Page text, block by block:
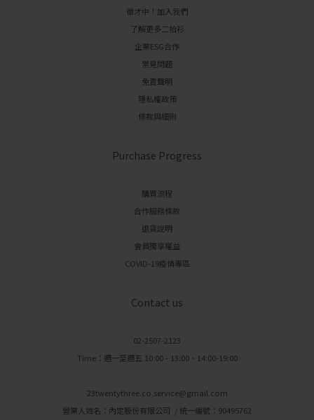
徵才中！加入我們
了解更多二拾衫
企業ESG合作
常見問題
免責聲明
隱私權政策
條款與細則
Purchase Progress
購買流程
合作服務條款
退貨說明
會員獨享權益
COVID-19疫情專區
Contact us
02-2507-2123
Time：週一至週五 10:00 - 13:00、14:00-19:00
23twentythree.co.service@gmail.com
營業人姓名：內定股份有限公司 / 統一編號：90495762